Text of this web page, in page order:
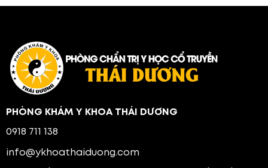
PHÒNG KHÁM Y KHOA THÁI DƯƠNG
0918 711 138
info@ykhoathaiduong.com